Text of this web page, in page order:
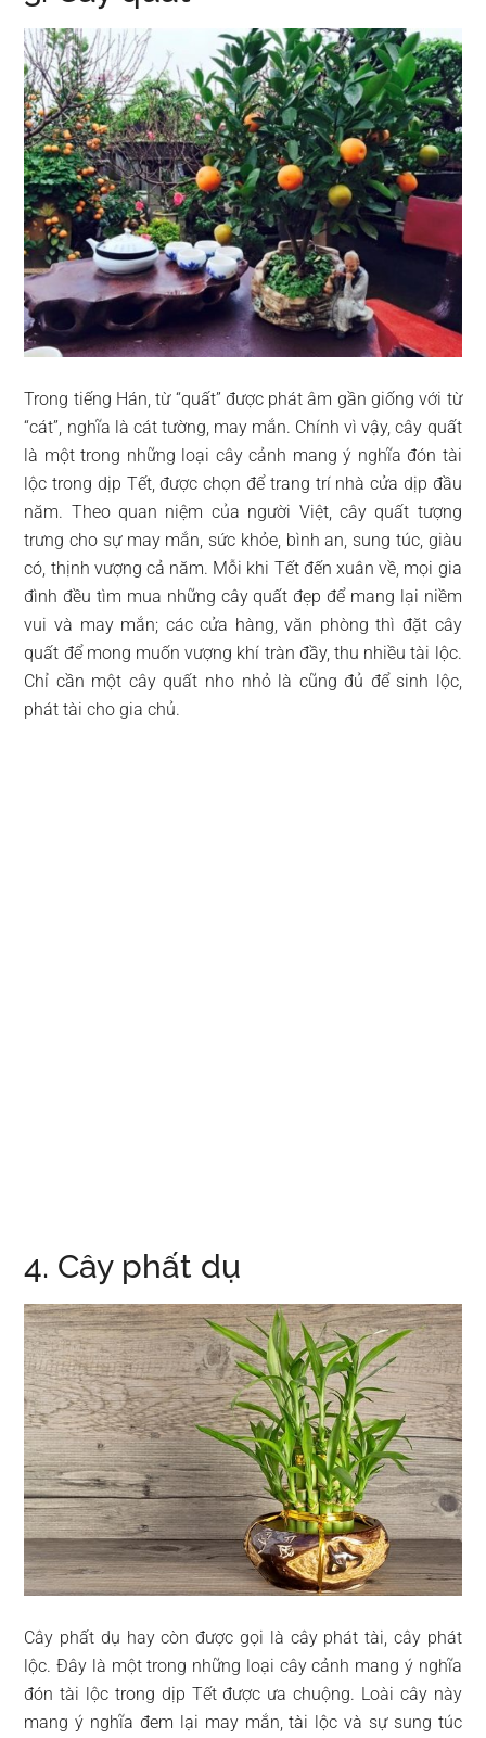
Trong tiếng Hán, từ “quất” được phát âm gần giống với từ
“cát”, nghĩa là cát tường, may mắn. Chính vì vậy, cây quất
là một trong những loại cây cảnh mang ý nghĩa đón tài
lộc trong dịp Tết, được chọn để trang trí nhà cửa dịp đầu
năm. Theo quan niệm của người Việt, cây quất tượng
trưng cho sự may mắn, sức khỏe, bình an, sung túc, giàu
có, thịnh vượng cả năm. Mỗi khi Tết đến xuân về, mọi gia
đình đều tìm mua những cây quất đẹp để mang lại niềm
vui và may mắn; các cửa hàng, văn phòng thì đặt cây
quất để mong muốn vượng khí tràn đầy, thu nhiều tài lộc.
Chỉ cần một cây quất nho nhỏ là cũng đủ để sinh lộc,
phát tài cho gia chủ.
4. Cây phất dụ
Cây phất dụ hay còn được gọi là cây phát tài, cây phát
lộc. Đây là một trong những loại cây cảnh mang ý nghĩa
đón tài lộc trong dịp Tết được ưa chuộng. Loài cây này
mang ý nghĩa đem lại may mắn, tài lộc và sự sung túc